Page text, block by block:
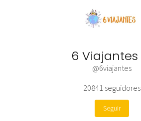
6 Viajantes
@6viajantes
20841 seguidores
Seguir